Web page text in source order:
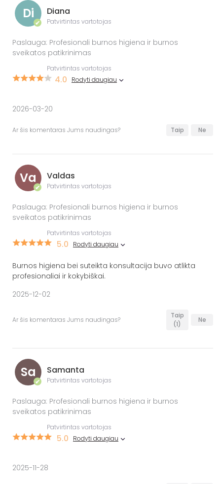
Di
✔
Diana
Patvirtintas vartotojas
Paslauga: Profesionali burnos higiena ir burnos
sveikatos patikrinimas
Patvirtintas vartotojas
4.0 Rodyti daugiau
2026-03-20
Ar šis komentaras Jums naudingas? Taip Ne
Va
✔
Valdas
Patvirtintas vartotojas
Paslauga: Profesionali burnos higiena ir burnos
sveikatos patikrinimas
Patvirtintas vartotojas
5.0 Rodyti daugiau
Burnos higiena bei suteikta konsultacija buvo atlikta
profesionaliai ir kokybiškai.
2025-12-02
Ar šis komentaras Jums naudingas?
Taip
(1)
Ne
Sa
✔
Samanta
Patvirtintas vartotojas
Paslauga: Profesionali burnos higiena ir burnos
sveikatos patikrinimas
Patvirtintas vartotojas
5.0 Rodyti daugiau
2025-11-28